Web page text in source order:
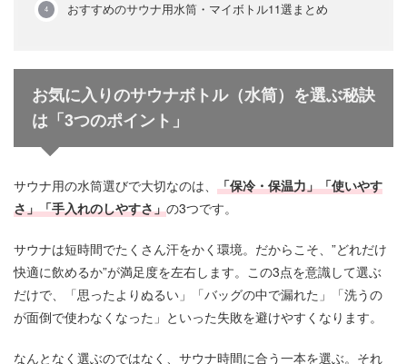
おすすめのサウナ用水筒・マイボトル11選まとめ
お気に入りのサウナボトル（水筒）を選ぶ秘訣
は「3つのポイント」
サウナ用の水筒選びで大切なのは、 「保冷・保温力」「使いやす
さ」「手入れのしやすさ」の3つです。
サウナは短時間でたくさん汗をかく環境。だからこそ、”どれだけ
快適に飲めるか”が満足度を左右します。この3点を意識して選ぶ
だけで、「思ったよりぬるい」「バッグの中で漏れた」「洗うの
が面倒で使わなくなった」といった失敗を避けやすくなります。
なんとなく選ぶのではなく、サウナ時間に合う一本を選ぶ。それ